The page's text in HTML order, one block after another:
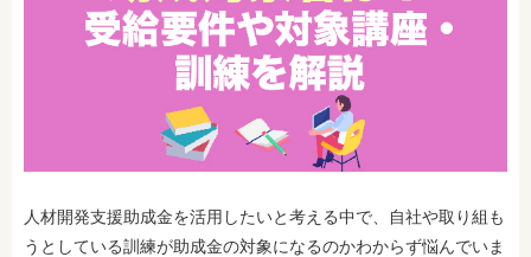
人材開発支援助成金を活用したいと考える中で、自社や取り組も
うとしている訓練が助成金の対象になるのかわからず悩んでいま